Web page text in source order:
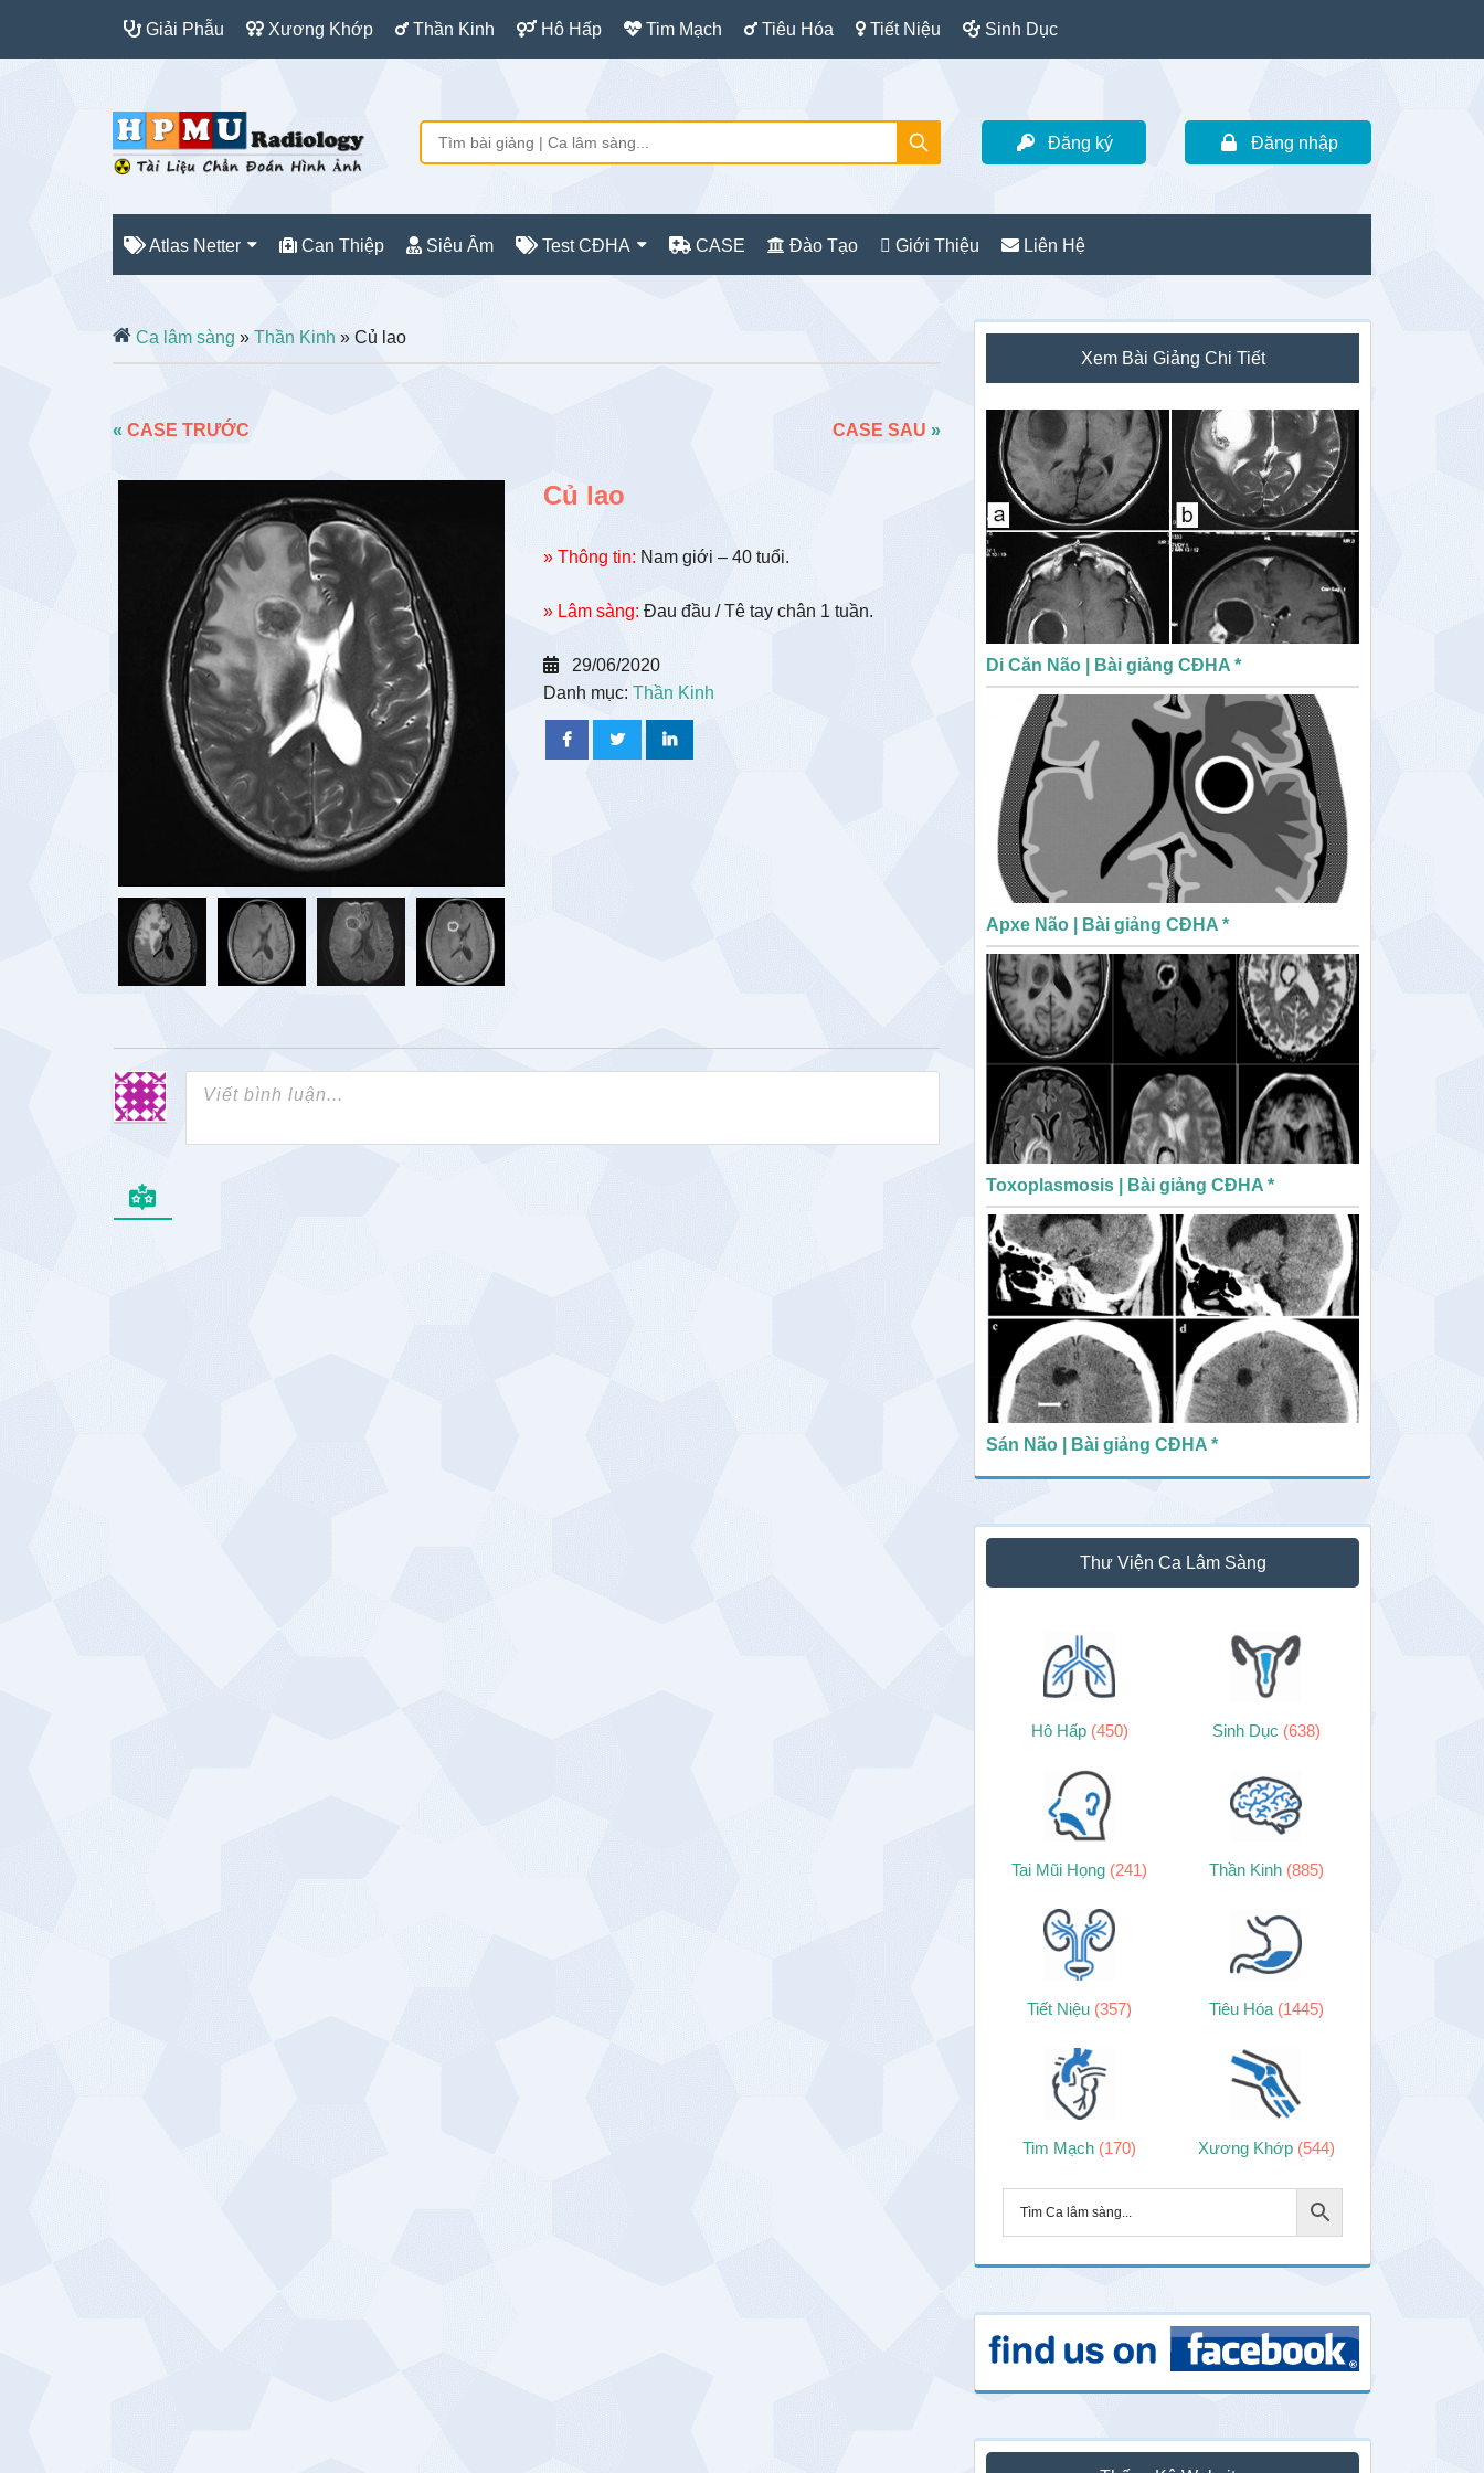
Giải Phẫu Xương Khớp Thần Kinh Hô Hấp Tim Mạch Tiêu Hóa Tiết Niệu Sinh Dục
Đăng ký Đăng nhập
Atlas Netter Can Thiệp Siêu Âm Test CĐHA CASE Đào Tạo Giới Thiệu Liên Hệ
Ca lâm sàng » Thần Kinh » Củ lao
« CASE TRƯỚC CASE SAU »
Củ lao
» Thông tin: Nam giới – 40 tuổi.
» Lâm sàng: Đau đầu / Tê tay chân 1 tuần.
29/06/2020
Danh mục: Thần Kinh
Sidebar
chính
Xem Bài Giảng Chi Tiết
Di Căn Não | Bài giảng CĐHA *
Apxe Não | Bài giảng CĐHA *
Toxoplasmosis | Bài giảng CĐHA *
Sán Não | Bài giảng CĐHA *
Thư Viện Ca Lâm Sàng
Hô Hấp (450) Sinh Dục (638)
Tai Mũi Họng (241) Thần Kinh (885)
Tiết Niệu (357) Tiêu Hóa (1445)
Tim Mạch (170) Xương Khớp (544)